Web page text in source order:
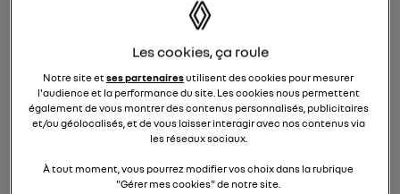
Renault 5 E-Tech
électrique
électriques RENAULT
872membres
R5 est de retour. Pop malicieuse, accueillante, Renault 5
électrise son époque
Les cookies, ça roule
Notre site etses partenairesutilisent des cookies pour mesurer
l'audience et la performance du site. Les cookies nous permettent
également de vous montrer des contenus personnalisés, publicitaires
et/ou géolocalisés, et de vous laisser interagir avec nos contenus via
les réseaux sociaux.
À tout moment, vous pourrez modifier vos choix dans la rubrique
"Gérer mes cookies" de notre site.